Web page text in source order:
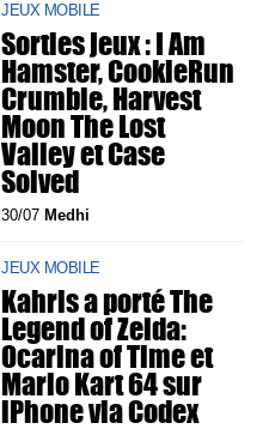
JEUX MOBILE
Sorties jeux : I Am
Hamster, CookieRun
Crumble, Harvest
Moon The Lost
Valley et Case
Solved
30/07 Medhi
JEUX MOBILE
Kahris a porté The
Legend of Zelda:
Ocarina of Time et
Mario Kart 64 sur
iPhone via Codex